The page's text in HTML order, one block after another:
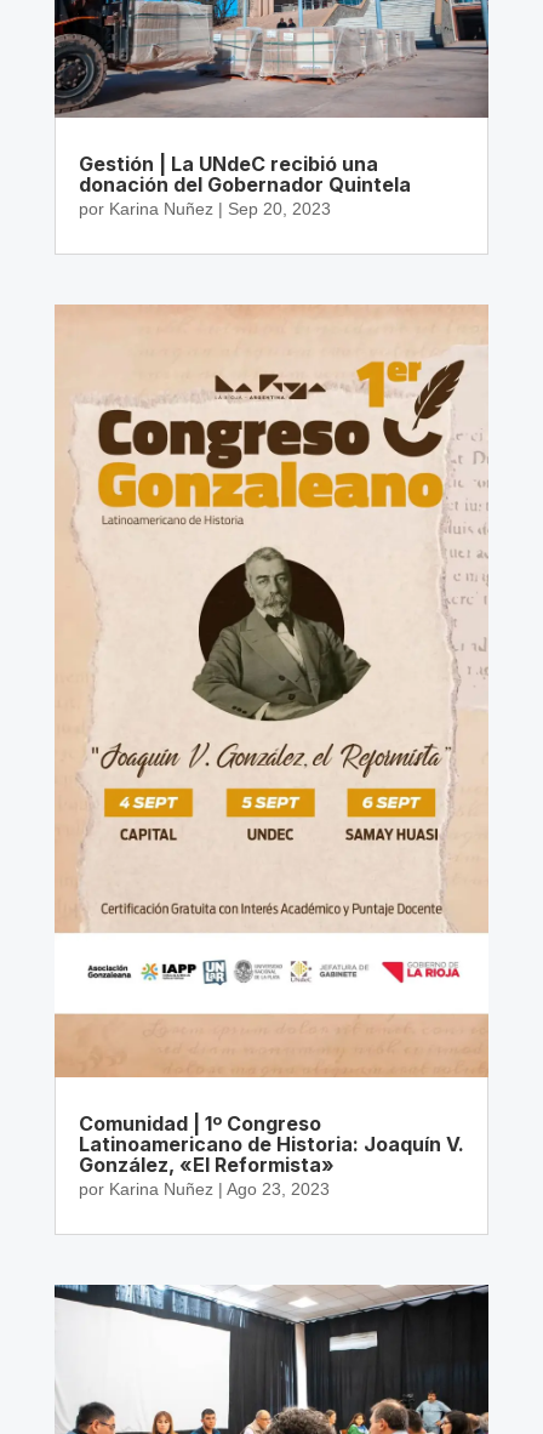
Gestión | La UNdeC recibió una
donación del Gobernador Quintela
por Karina Nuñez| Sep 20, 2023
Comunidad | 1º Congreso
Latinoamericano de Historia: Joaquín V.
González, «El Reformista»
por Karina Nuñez| Ago 23, 2023